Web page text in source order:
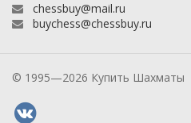
chessbuy@mail.ru
buychess@chessbuy.ru
© 1995—2026 Купить Шахматы